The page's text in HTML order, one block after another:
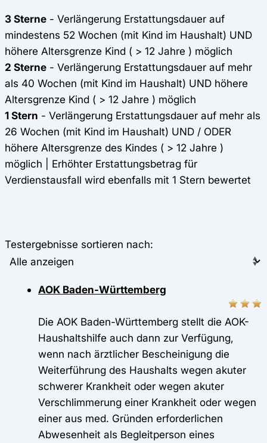
3 Sterne - Verlängerung Erstattungsdauer auf
mindestens 52 Wochen (mit Kind im Haushalt) UND
höhere Altersgrenze Kind ( > 12 Jahre ) möglich
2 Sterne - Verlängerung Erstattungsdauer auf mehr
als 40 Wochen (mit Kind im Haushalt) UND höhere
Altersgrenze Kind ( > 12 Jahre ) möglich
1 Stern - Verlängerung Erstattungsdauer auf mehr als
26 Wochen (mit Kind im Haushalt) UND / ODER
höhere Altersgrenze des Kindes ( > 12 Jahre )
möglich | Erhöhter Erstattungsbetrag für
Verdienstausfall wird ebenfalls mit 1 Stern bewertet
Testergebnisse sortieren nach:
AOK Baden-Württemberg
Die AOK Baden-Württemberg stellt die AOK-
Haushaltshilfe auch dann zur Verfügung,
wenn nach ärztlicher Bescheinigung die
Weiterführung des Haushalts wegen akuter
schwerer Krankheit oder wegen akuter
Verschlimmerung einer Krankheit oder wegen
einer aus med. Gründen erforderlichen
Abwesenheit als Begleitperson eines